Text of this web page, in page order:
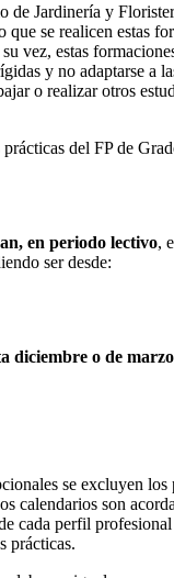
de Jardinería y
que se realicen estas
vez, estas
y no adaptarse a
o realizar otros
prácticas del FP de
en periodo lectivo,
ser desde:
diciembre o de
se excluyen los
calendarios son
cada perfil
prácticas.